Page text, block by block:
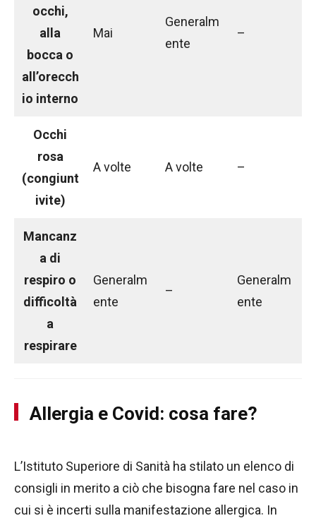
occhi,
alla
bocca o
all’orecch
io interno
Mai
Generalm
ente
–
Occhi
rosa
(congiunt
ivite)
A volte A volte –
Mancanz
a di
respiro o
difficoltà
a
respirare
Generalm
ente
–
Generalm
ente
Allergia e Covid: cosa fare?
L’Istituto Superiore di Sanità ha stilato un elenco di
consigli in merito a ciò che bisogna fare nel caso in
cui si è incerti sulla manifestazione allergica. In